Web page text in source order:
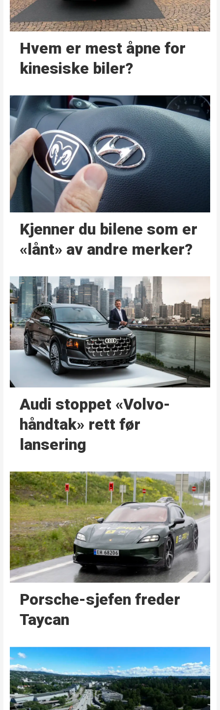
Hvem er mest åpne for
kinesiske biler?
Kjenner du bilene som er
«lånt» av andre merker?
Audi stoppet «Volvo-
håndtak» rett før
lansering
Porsche-sjefen freder
Taycan